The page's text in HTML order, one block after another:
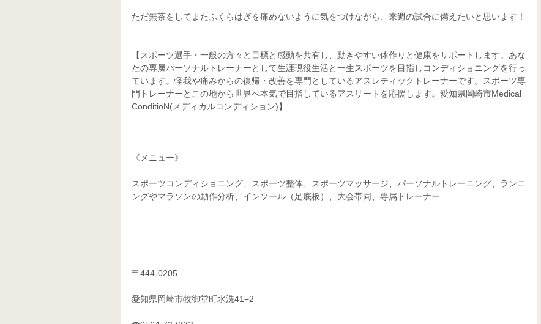
ただ無茶をしてまたふくらはぎを痛めないように気をつけながら、来週の試合に備えたいと思います！
【スポーツ選手・一般の方々と目標と感動を共有し、動きやすい体作りと健康をサポートします。あな
たの専属パーソナルトレーナーとして生涯現役生活と一生スポーツを目指しコンディショニングを行っ
ています。怪我や痛みからの復帰・改善を専門としているアスレティックトレーナーです。スポーツ専
門トレーナーとこの地から世界へ本気で目指しているアスリートを応援します。愛知県岡崎市Medical
ConditioN(メディカルコンディション)】
《メニュー》
スポーツコンディショニング、スポーツ整体、スポーツマッサージ、パーソナルトレーニング、ランニ
ングやマラソンの動作分析、インソール（足底板）、大会帯同、専属トレーナー
〒444-0205
愛知県岡崎市牧御堂町水洗41−2